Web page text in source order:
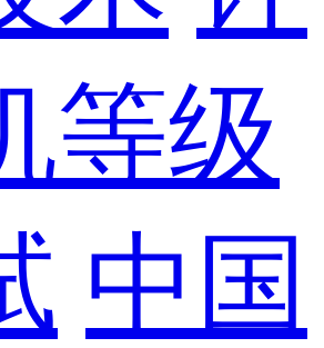
等级
中国